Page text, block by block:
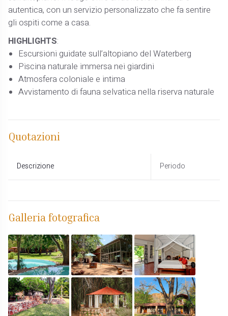
autentica, con un servizio personalizzato che fa sentire
gli ospiti come a casa.
HIGHLIGHTS:
Escursioni guidate sull’altopiano del Waterberg
Piscina naturale immersa nei giardini
Atmosfera coloniale e intima
Avvistamento di fauna selvatica nella riserva naturale
Quotazioni
Descrizione Periodo
Galleria fotografica